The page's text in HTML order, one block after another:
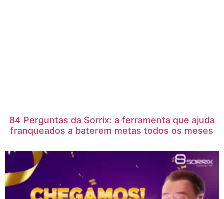
84 Perguntas da Sorrix: a ferramenta que ajuda
franqueados a baterem metas todos os meses